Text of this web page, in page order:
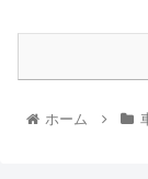
ホーム